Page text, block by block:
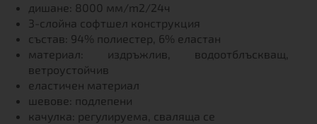
дишане: 8000 мм/m2/24ч
3-слойна софтшел конструкция
състав: 94% полиестер, 6% еластан
материал: издръжлив, водоотблъскващ,
ветроустойчив
еластичен материал
шевове: подлепени
качулка: регулируема, сваляща се